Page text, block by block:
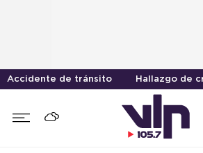
Accidente de tránsito Hallazgo de